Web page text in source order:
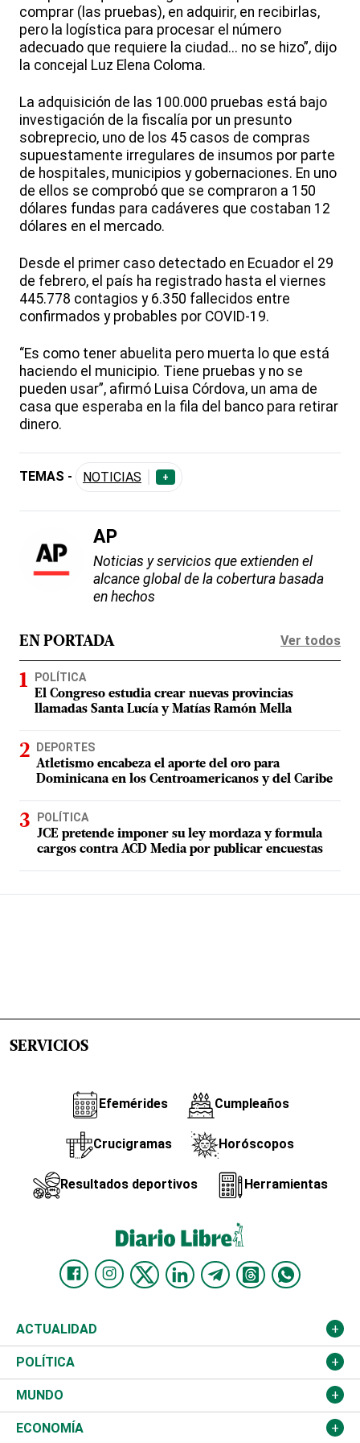
comprar (las pruebas), en adquirir, en recibirlas,
pero la logística para procesar el número
adecuado que requiere la ciudad... no se hizo”, dijo
la concejal Luz Elena Coloma.
La adquisición de las 100.000 pruebas está bajo
investigación de la fiscalía por un presunto
sobreprecio, uno de los 45 casos de compras
supuestamente irregulares de insumos por parte
de hospitales, municipios y gobernaciones. En uno
de ellos se comprobó que se compraron a 150
dólares fundas para cadáveres que costaban 12
dólares en el mercado.
Desde el primer caso detectado en Ecuador el 29
de febrero, el país ha registrado hasta el viernes
445.778 contagios y 6.350 fallecidos entre
confirmados y probables por COVID-19.
“Es como tener abuelita pero muerta lo que está
haciendo el municipio. Tiene pruebas y no se
pueden usar”, afirmó Luisa Córdova, un ama de
casa que esperaba en la fila del banco para retirar
dinero.
TEMAS - NOTICIAS +
AP
Noticias y servicios que extienden el
alcance global de la cobertura basada
en hechos
EN PORTADA Ver todos
POLÍTICA
El Congreso estudia crear nuevas provincias
llamadas Santa Lucía y Matías Ramón Mella
DEPORTES
Atletismo encabeza el aporte del oro para
Dominicana en los Centroamericanos y del Caribe
POLÍTICA
JCE pretende imponer su ley mordaza y formula
cargos contra ACD Media por publicar encuestas
SERVICIOS
Efemérides Cumpleaños
Crucigramas Horóscopos
Resultados deportivos Herramientas
ACTUALIDAD
Nacional
Ciudad
Educación
POLÍTICA
Partidos
JCE
MUNDO
Estados Unidos
ECONOMÍA